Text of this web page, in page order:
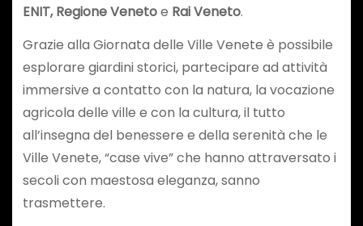
ENIT, Regione Venetoe Rai Veneto.
Grazie alla Giornata delle Ville Venete è possibile
esplorare giardini storici, partecipare ad attività
immersive a contatto con la natura, la vocazione
agricola delle ville e con la cultura, il tutto
all’insegna del benessere e della serenità che le
Ville Venete, “case vive” che hanno attraversato i
secoli con maestosa eleganza, sanno
trasmettere.